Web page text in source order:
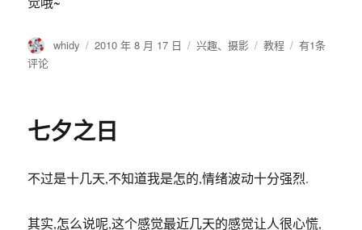
七夕之日
不过是十几天,不知道我是怎的,情绪波动十分强烈.
却有时候让人喜悦.不管结果如何,我要感谢她们带来的
说实在的,心里还是很有些舍不得.